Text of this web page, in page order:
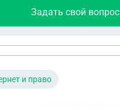
Задать свой вопрос
и право